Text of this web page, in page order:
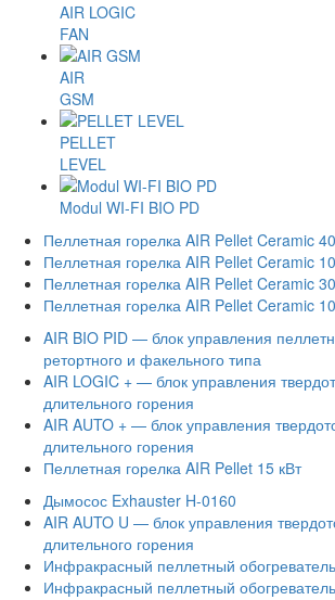
AIR LOGIC
FAN
AIR
GSM
PELLET
LEVEL
Modul WI-FI BIO PD
Пеллетная горелка AIR Pellet Ceramic
Пеллетная горелка AIR Pellet Ceramic
Пеллетная горелка AIR Pellet Ceramic
Пеллетная горелка AIR Pellet Ceramic
AIR BIO PID — блок управления
ретортного и факельного типа
AIR LOGIC + — блок управления
длительного горения
AIR AUTO + — блок управления
длительного горения
Пеллетная горелка AIR Pellet 15 кВт
Дымосос Exhauster H-0160
AIR AUTO U — блок управления
длительного горения
Инфракрасный пеллетный
Инфракрасный пеллетный